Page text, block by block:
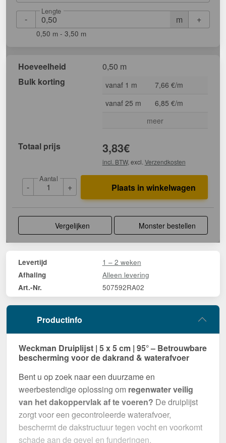
- m
Lengte
+
0,50 m - 3,50 m
Hoeveelheid
0,50 m
Bulk korting
vanaf 1 m
7,66 €/m
vanaf 25 m
6,85 €/m
meer
Totaal prijs 3,83€
incl. BTW, excl. Verzendkosten
-
Aantal
+ Plaats in winkelwagen
Vergelijken Monster bestellen
Levertijd 1 – 2 weken
Afhaling Alleen levering
Art.-Nr. 507592RA02
Productinfo
Weckman Druiplijst | 5 x 5 cm | 95° – Betrouwbare
bescherming voor de dakrand & waterafvoer
Bent u op zoek naar een duurzame en
weerbestendige oplossing om regenwater veilig
van het dakoppervlak af te voeren? De druiplijst
zorgt voor een gecontroleerde waterafvoer,
beschermt de dakstructuur tegen vocht en voorkomt
schade aan de gevel en funderingen.